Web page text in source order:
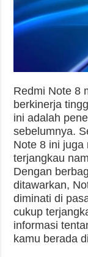
Redmi Note 8
berkinerja
ini adalah
sebelumnya.
Note 8 ini juga
terjangkau
Dengan
ditawarkan,
diminati di
cukup
informasi
kamu berada